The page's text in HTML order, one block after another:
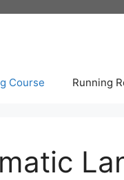
Course Running